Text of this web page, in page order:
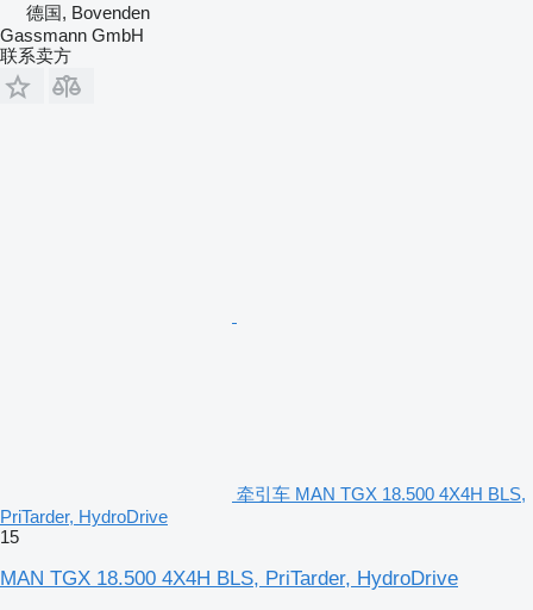
德国, Bovenden
Gassmann GmbH
联系卖方
牵引车 MAN TGX 18.500 4X4H BLS,
PriTarder, HydroDrive
15
MAN TGX 18.500 4X4H BLS, PriTarder, HydroDrive